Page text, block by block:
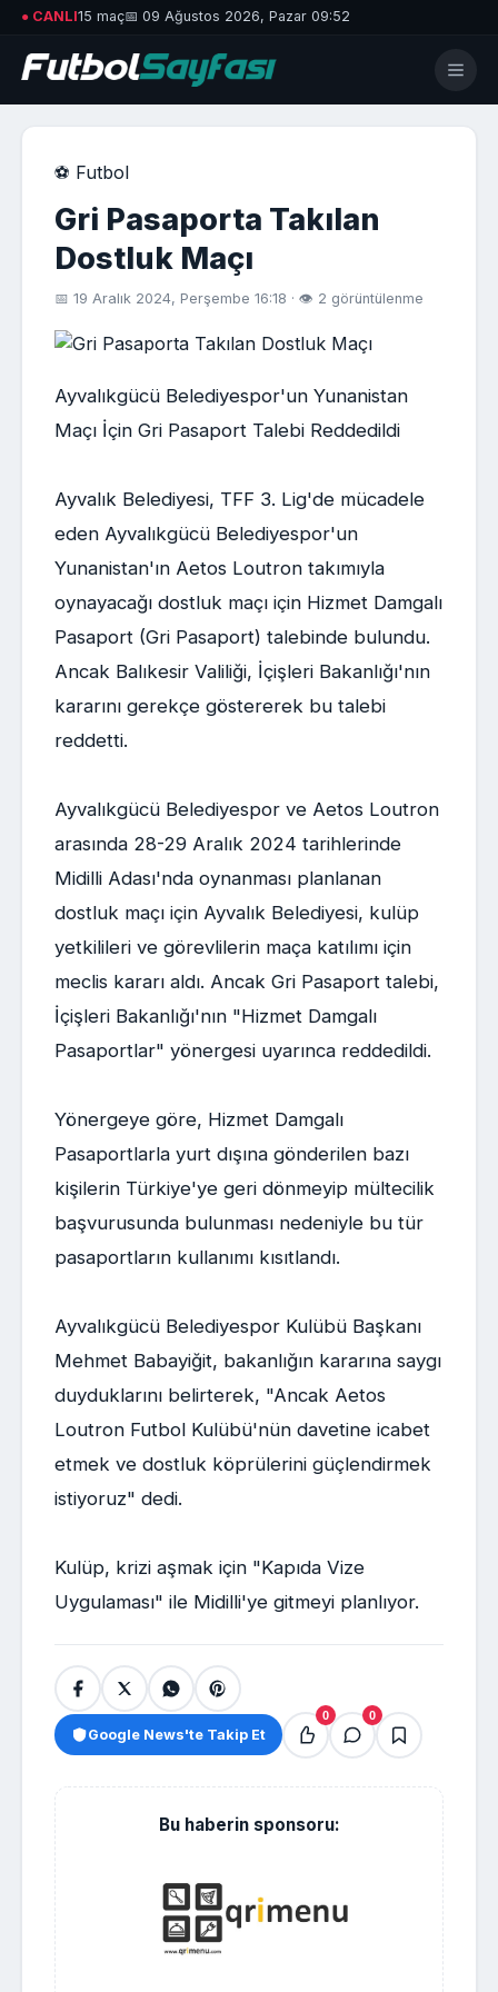
● CANLI15 maç📅 09 Ağustos 2026, Pazar 09:52
⚽ Futbol
Gri Pasaporta Takılan
Dostluk Maçı
📅 19 Aralık 2024, Perşembe 16:18 · 👁 2 görüntülenme
Ayvalıkgücü Belediyespor'un Yunanistan
Maçı İçin Gri Pasaport Talebi Reddedildi
Ayvalık Belediyesi, TFF 3. Lig'de mücadele
eden Ayvalıkgücü Belediyespor'un
Yunanistan'ın Aetos Loutron takımıyla
oynayacağı dostluk maçı için Hizmet Damgalı
Pasaport (Gri Pasaport) talebinde bulundu.
Ancak Balıkesir Valiliği, İçişleri Bakanlığı'nın
kararını gerekçe göstererek bu talebi
reddetti.
Ayvalıkgücü Belediyespor ve Aetos Loutron
arasında 28-29 Aralık 2024 tarihlerinde
Midilli Adası'nda oynanması planlanan
dostluk maçı için Ayvalık Belediyesi, kulüp
yetkilileri ve görevlilerin maça katılımı için
meclis kararı aldı. Ancak Gri Pasaport talebi,
İçişleri Bakanlığı'nın "Hizmet Damgalı
Pasaportlar" yönergesi uyarınca reddedildi.
Yönergeye göre, Hizmet Damgalı
Pasaportlarla yurt dışına gönderilen bazı
kişilerin Türkiye'ye geri dönmeyip mültecilik
başvurusunda bulunması nedeniyle bu tür
pasaportların kullanımı kısıtlandı.
Ayvalıkgücü Belediyespor Kulübü Başkanı
Mehmet Babayiğit, bakanlığın kararına saygı
duyduklarını belirterek, "Ancak Aetos
Loutron Futbol Kulübü'nün davetine icabet
etmek ve dostluk köprülerini güçlendirmek
istiyoruz" dedi.
Kulüp, krizi aşmak için "Kapıda Vize
Uygulaması" ile Midilli'ye gitmeyi planlıyor.
Google News'te Takip Et
0 0
Bu haberin sponsoru: